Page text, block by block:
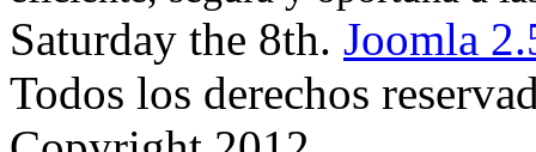
Saturday the 8th. Joomla
Todos los derechos